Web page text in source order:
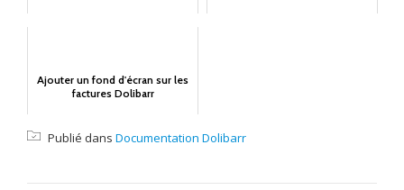
Ajouter un fond d'écran sur les
factures Dolibarr
Publié dans Documentation Dolibarr